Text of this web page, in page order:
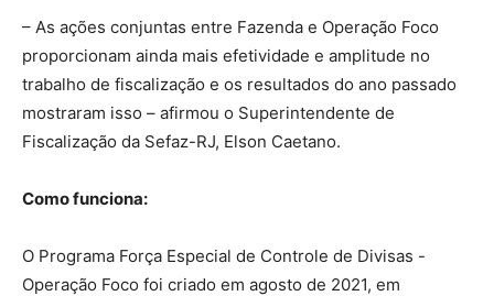
– As ações conjuntas entre Fazenda e Operação Foco
proporcionam ainda mais efetividade e amplitude no
trabalho de fiscalização e os resultados do ano passado
mostraram isso – afirmou o Superintendente de
Fiscalização da Sefaz-RJ, Elson Caetano.
Como funciona:
O Programa Força Especial de Controle de Divisas -
Operação Foco foi criado em agosto de 2021, em